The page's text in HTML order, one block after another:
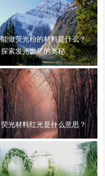
能做荧光粉的材料是什么？
探索发光世界的奥秘
荧光材料红光是什么意思？